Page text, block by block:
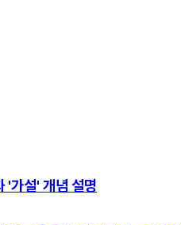
'가설' 개념 설명